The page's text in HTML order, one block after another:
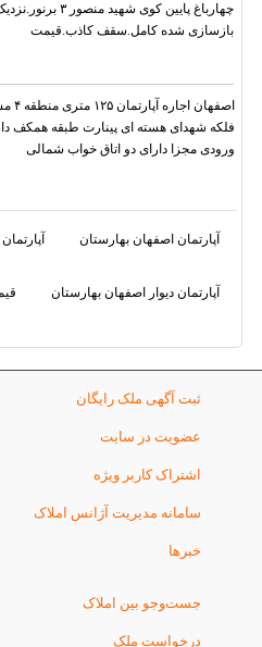
چهارباغ پایین کوی شهید
بازسازی شده کامل.سقف کاذب.قیمت
فلکه شهدای هسته ای پینارت طبقه همکف
ورودی مجزا دارای دو اتاق خواب شمالی
آپارتمان اصفهان بهارستان
آپارتمان دیوار اصفهان بهارستان
ثبت آگهی ملک رایگان
عضویت در سایت
اشتراک کاربر ویژه
سامانه مدیریت آژانس املاک
خبرها
جست‌وجو بین املاک
درخواست ملک